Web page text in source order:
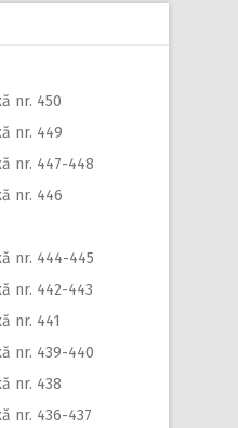
nr. 450
nr. 449
nr. 447-448
nr. 446
nr. 444-445
nr. 442-443
nr. 441
nr. 439-440
nr. 438
nr. 436-437